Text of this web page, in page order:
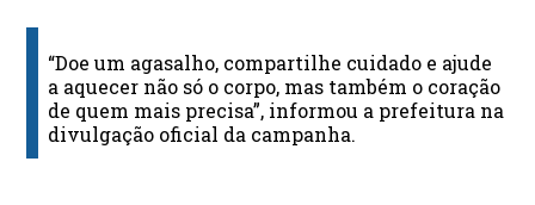
“Doe um agasalho, compartilhe cuidado e ajude
a aquecer não só o corpo, mas também o coração
de quem mais precisa”, informou a prefeitura na
divulgação oficial da campanha.